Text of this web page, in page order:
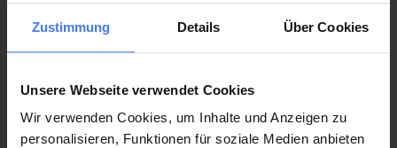
Zustimmung Details Über Cookies
Unsere Webseite verwendet Cookies
Wir verwenden Cookies, um Inhalte und Anzeigen zu
personalisieren, Funktionen für soziale Medien anbieten
+41 41 939 49 00
Öffnungszeiten Sekretariat